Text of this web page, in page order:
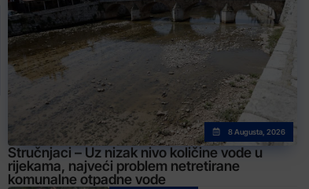
8 Augusta, 2026
Stručnjaci – Uz nizak nivo količine vode u
rijekama, najveći problem netretirane
komunalne otpadne vode